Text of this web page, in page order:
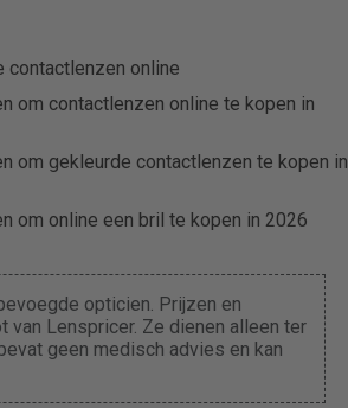
contactlenzen online
om contactlenzen online te kopen in
om gekleurde contactlenzen te kopen in
om online een bril te kopen in 2026
opticien. Prijzen en
Lenspricer. Ze dienen alleen ter
geen medisch advies en kan